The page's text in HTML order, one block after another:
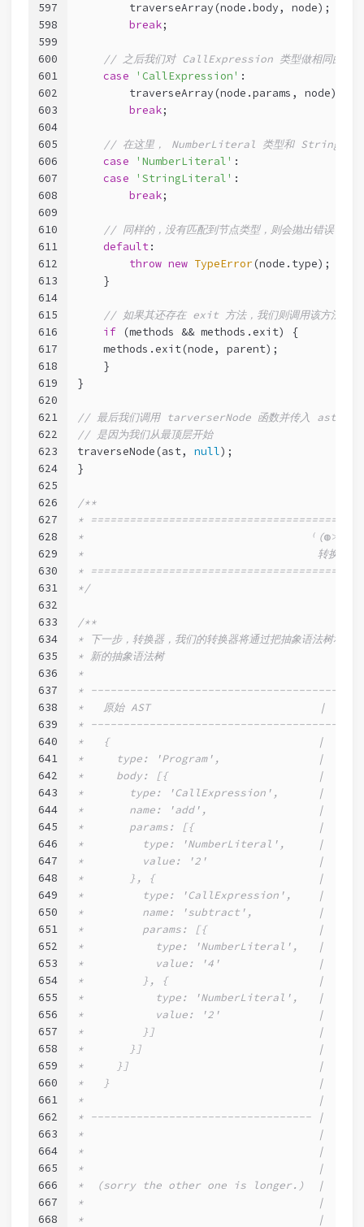
597
598
599
600
601
602
603
604
605
606
607
608
609
610
611
612
613
614
615
616
617
618
619
620
621
622
623
624
625
626
627
628
629
630
631
632
633
634
635
636
637
638
639
640
641
642
643
644
645
646
647
648
649
650
651
652
653
654
655
656
657
658
659
660
661
662
663
664
665
666
667
668
        traverseArray(node.body, node);
break;
// 之后我们对 CallExpression 类型做相同的事情
case
'CallExpression' :
        traverseArray(node.params, node);
break;
// 在这里， NumberLiteral 类型和
case
'NumberLiteral' :
case
'StringLiteral' :
break;
// 同样的，没有匹配到节点类型，则会抛出错误
default:
throw new TypeError (node.type);
    }
// 如果其还存在 exit 方法，我们则调用该方法并
if (methods && methods.exit) {
    methods.exit(node, parent);
    }
}
// 最后我们调用 tarverserNode 函数并传入 ast 树
// 是因为我们从最顶层开始
traverseNode(ast, null);
}
/**
*
*                                   ⁽(◍˃̵͈̑ᴗ˂̵͈̑)⁽
*                                    转换器
*
*/
/**
* 下一步，转换器，我们的转换器将通过把抽象语法树
* 新的抽象语法树
*
*
*   原始 AST                          |   转换后
*
*   {                                |   {
*     type: 'Program',               |
*     body: [{                       |
*       type: 'CallExpression',      |
*       name: 'add',                 |
*       params: [{                   |
*         type: 'NumberLiteral',     |
*         value: '2'                 |
*       }, {                         |
*         type: 'CallExpression',    |
*         name: 'subtract',          |
*         params: [{                 |
*           type: 'NumberLiteral',   |
*           value: '4'               |
*         }, {                       |
*           type: 'NumberLiteral',   |
*           value: '2'               |
*         }]                         |
*       }]                           |
*     }]                             |
*   }                                |
*                                    |
* ---------------------------------- |
*                                    |
*                                    |
*                                    |
*  (sorry the other one is longer.)  |
*                                    |
*                                    |